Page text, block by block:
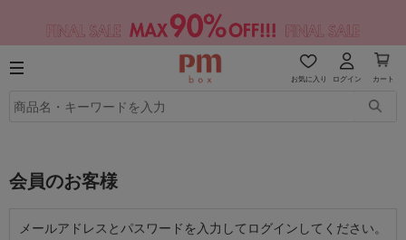
お気に入り ログイン カート
会員のお客様
メールアドレスとパスワードを入力してログインしてください。